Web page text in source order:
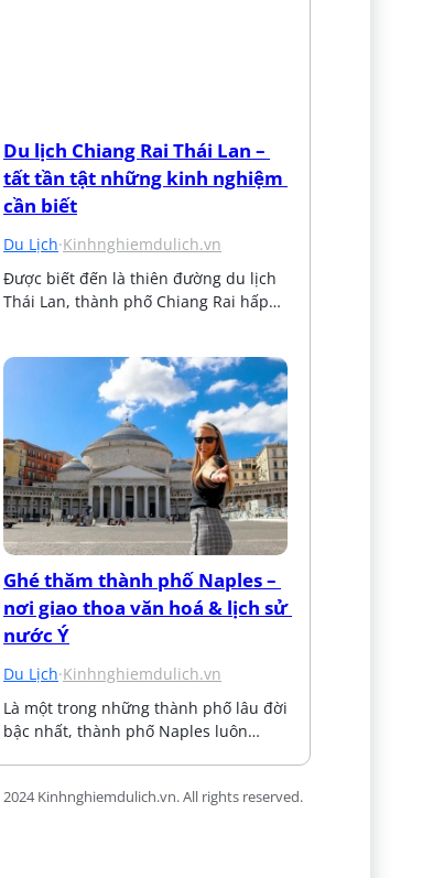
Du lịch Chiang Rai Thái Lan –
tất tần tật những kinh nghiệm
cần biết
Du Lịch·Kinhnghiemdulich.vn
Được biết đến là thiên đường du lịch
Thái Lan, thành phố Chiang Rai hấp…
Ghé thăm thành phố Naples –
nơi giao thoa văn hoá & lịch sử
nước Ý
Du Lịch·Kinhnghiemdulich.vn
Là một trong những thành phố lâu đời
bậc nhất, thành phố Naples luôn…
Kinhnghiemdulich.vn. All rights reserved.